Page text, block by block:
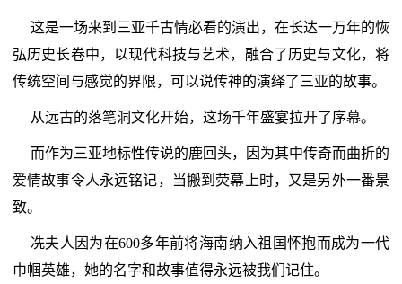
这是一场来到三亚千古情必看的演出，在长达一万年的恢
弘历史长卷中，以现代科技与艺术，融合了历史与文化，将
传统空间与感觉的界限，可以说传神的演绎了三亚的故事。
从远古的落笔洞文化开始，这场千年盛宴拉开了序幕。
而作为三亚地标性传说的鹿回头，因为其中传奇而曲折的
爱情故事令人永远铭记，当搬到荧幕上时，又是另外一番景
致。
冼夫人因为在600多年前将海南纳入祖国怀抱而成为一代
巾帼英雄，她的名字和故事值得永远被我们记住。